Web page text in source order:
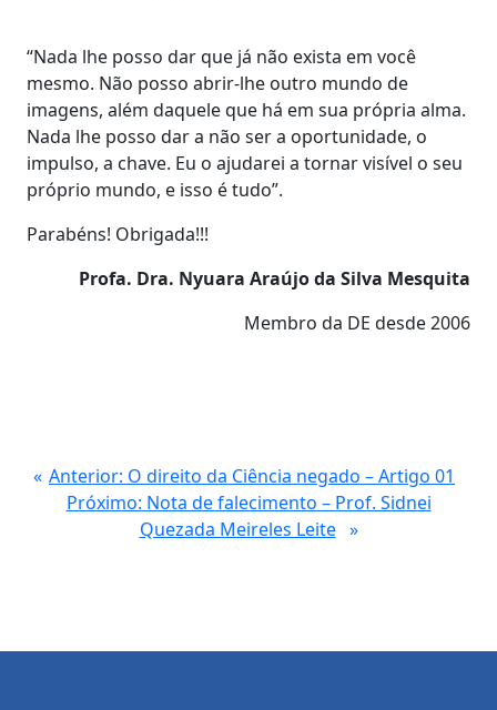
“Nada lhe posso dar que já não exista em você
mesmo. Não posso abrir-lhe outro mundo de
imagens, além daquele que há em sua própria alma.
Nada lhe posso dar a não ser a oportunidade, o
impulso, a chave. Eu o ajudarei a tornar visível o seu
próprio mundo, e isso é tudo”.
Parabéns! Obrigada!!!
Profa. Dra. Nyuara Araújo da Silva Mesquita
Membro da DE desde 2006
Anterior: O direito da Ciência negado – Artigo 01
Próximo: Nota de falecimento – Prof. Sidnei
Quezada Meireles Leite